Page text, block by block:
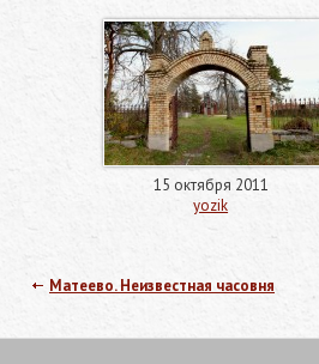
15 октября 2011
yozik
Матеево. Неизвестная часовня